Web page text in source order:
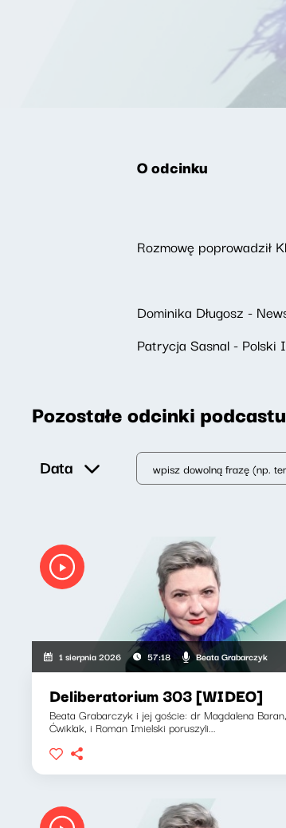
O odcinku
Rozmowę poprowadził
Dominika Długosz -
Patrycja Sasnal -
Pozostałe odcinki podcastu
Data
1 sierpnia 2026 57:18 Beata Grabarczyk
Deliberatorium 303 [WIDEO]
Beata Grabarczyk i jej goście: dr Magdalena
Ćwiklak, i Roman Imielski poruszyli...